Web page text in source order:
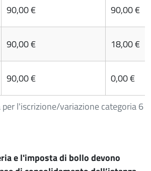
l'iscrizione/variazione categoria 6
90,00 € 90,00 €
90,00 € 18,00 €
90,00 € 0,00 €
e l'imposta di bollo devono